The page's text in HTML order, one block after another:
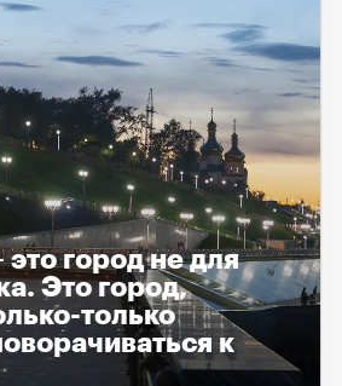
город не для
Это город,
только
к